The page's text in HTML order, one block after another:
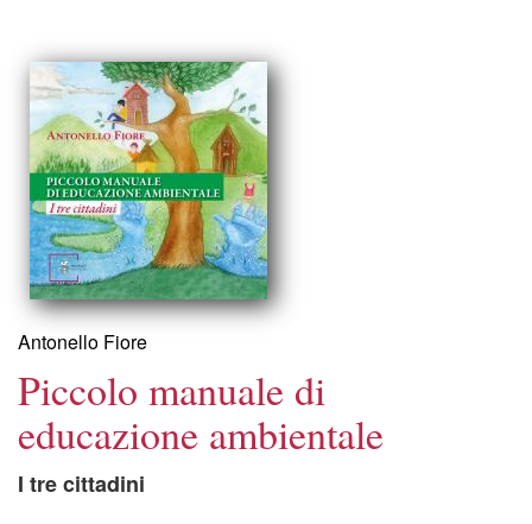
Antonello Fiore
Piccolo manuale di
educazione ambientale
I tre cittadini